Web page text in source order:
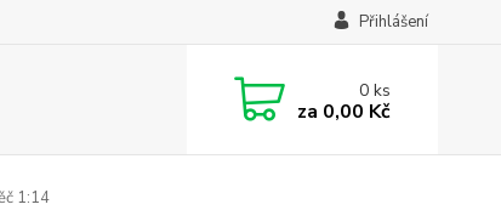
Přihlášení
0ks
za 0,00 Kč
1:14